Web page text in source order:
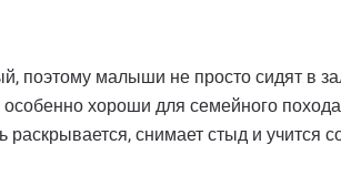
поэтому малыши не просто сидят в
хороши для семейного
раскрывается, снимает стыд и учится